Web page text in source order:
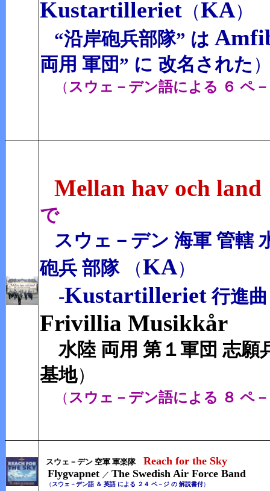
Kustartilleriet （KA）
“沿岸砲兵部隊” は
両用 軍団” に 改名された
（スウェ－デン語による ６ ペ
Mellan hav och land
で
スウェ－デン 海軍 管轄
砲兵 部隊
（KA）
-Kustartilleriet 行進
Frivillia Musikkår
水陸 両用 第１軍団 志願
基地）
（スウェ－デン語による ８ ペ
スウェ－デン 空軍 軍楽隊 Reach for the Sky
Flygvapnet ／ The Swedish Air Force Band
（スウェ－デン語 ＆ 英語 による ２４ ペ－ジ の 解説書付）